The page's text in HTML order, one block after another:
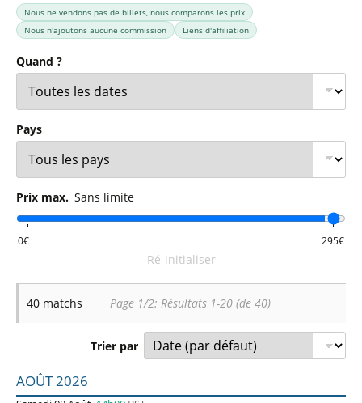
places pour un match de football.
Nous ne vendons pas de billets, nous comparons les prix
Nous n'ajoutons aucune commission
Liens d'affiliation
Quand ?
Pays
Prix max. Sans limite
Ré-initialiser
40 matchs Page 1/2: Résultats 1-20 (de 40)
Trier par
Liste des prochains matchs. Colonne 1 : date, horaire
AOÛT 2026